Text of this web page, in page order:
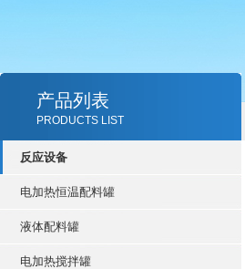
产品列表
PRODUCTS LIST
反应设备
电加热恒温配料罐
液体配料罐
电加热搅拌罐